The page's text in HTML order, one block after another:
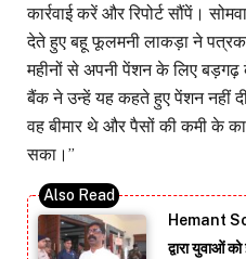
कार्रवाई करें और रिपोर्ट सौंपें।
देते हुए बहू फूलमनी लाकड़ा ने
महीनों से अपनी पेंशन के लिए
बैंक ने उन्हें यह कहते हुए पेंशन नहीं
वह बीमार थे और पैसों की कमी के
सका।’’
Hemant
द्वारा युवाओं